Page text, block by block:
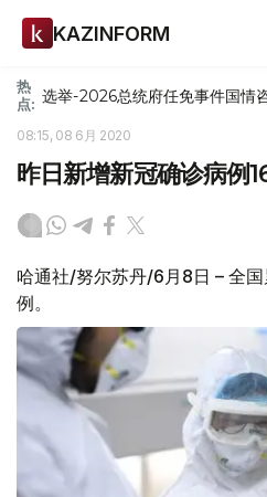
KAZINFORM
热
点: 选举-2026总统府任免事件国情
08:15, 08 6月 2020
昨日新增新冠确诊病例
哈通社/努尔苏丹/6月8日 – 全
例。